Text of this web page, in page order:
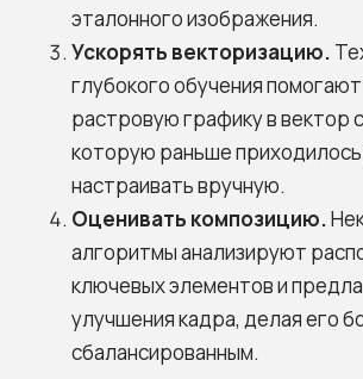
эталонного изображения.
Ускорять векторизацию.
глубокого обучения
растровую графику в вектор
которую раньше
настраивать вручную.
Оценивать композицию.
алгоритмы анализируют
ключевых элементов и
улучшения кадра, делая его
сбалансированным.